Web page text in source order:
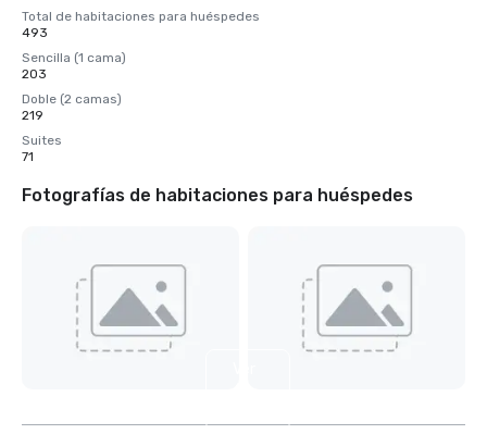
Total de habitaciones para huéspedes
493
Sencilla (1 cama)
203
Doble (2 camas)
219
Suites
71
Fotografías de habitaciones para huéspedes